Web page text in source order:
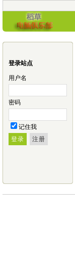
登录站点
用户名
密码
记住我